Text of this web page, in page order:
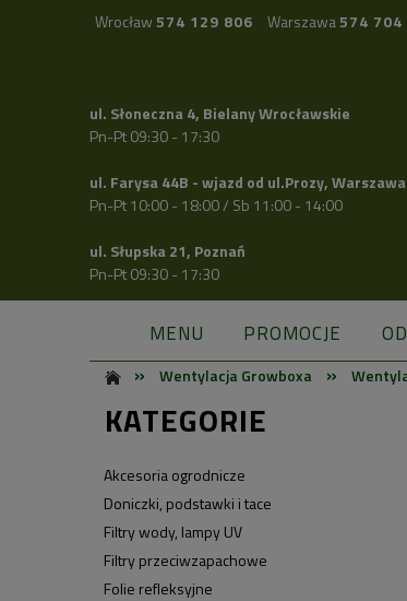
Wrocław 574 129 806 Warszawa574 704
ul. Słoneczna 4, Bielany Wrocławskie
Pn-Pt 09:30 - 17:30
ul. Farysa 44B - wjazd od ul.Prozy, Warszawa
Pn-Pt 10:00 - 18:00 / Sb 11:00 - 14:00
ul. Słupska 21, Poznań
Pn-Pt 09:30 - 17:30
MENU PROMOCJE
» Wentylacja Growboxa »
KATEGORIE
Akcesoria ogrodnicze
Doniczki, podstawki i tace
Filtry wody, lampy UV
Filtry przeciwzapachowe
Folie refleksyjne